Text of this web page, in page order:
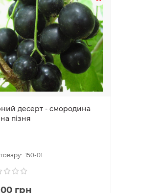
десерт - смородина
пізня
150-01
грн